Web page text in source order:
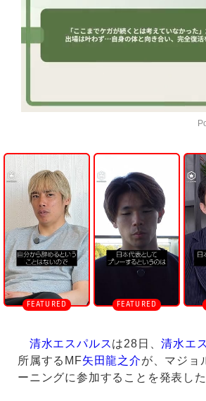
清水エスパルスは28日、清水エ
所属するMF矢田龍之介が、マジョ
ーニングに参加することを発表した